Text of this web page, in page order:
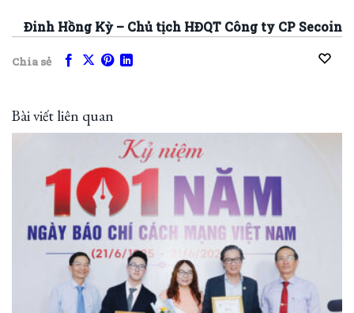
Đinh Hồng Kỳ – Chủ tịch HĐQT Công ty CP Secoin
Chia sẻ
Bài viết liên quan